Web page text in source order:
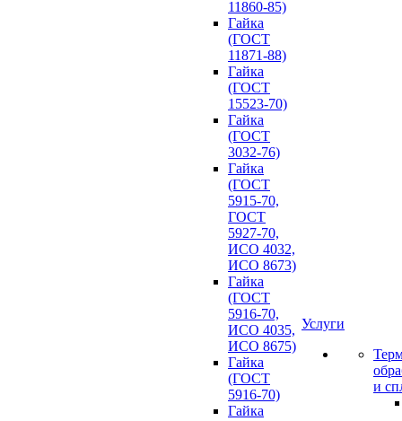
11860-85)
Гайка
(ГОСТ
11871-88)
Гайка
(ГОСТ
15523-70)
Гайка
(ГОСТ
3032-76)
Гайка
(ГОСТ
5915-70,
ГОСТ
5927-70,
ИСО 4032,
ИСО 8673)
Гайка
(ГОСТ
5916-70,
ИСО 4035,
ИСО 8675)
Гайка
(ГОСТ
5916-70)
Гайка
Услуги
и